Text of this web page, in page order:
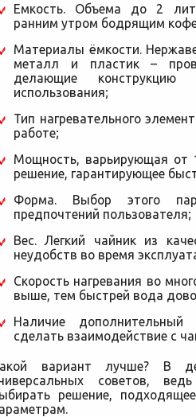
Емкость. Объема до 2
ранним утром бодрящим
Материалы ёмкости.
металл и пластик –
делающие
использования;
Тип нагревательного
работе;
Мощность, варьирующая от
решение, гарантирующее
Форма. Выбор этого
предпочтений пользователя;
Вес. Легкий чайник из
неудобств во время
Скорость нагревания во
выше, тем быстрей вода
Наличие
сделать взаимодействие с
вариант лучше? В
советов,
решение,